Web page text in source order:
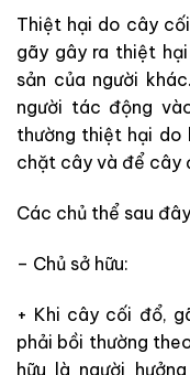
Thiệt hại do cây
gãy gây ra thiệt
sản của người
người tác động
thường thiệt hại do
chặt cây và để cây
Các chủ thể sau
– Chủ sở hữu:
+ Khi cây cối đổ,
phải bồi thường
hữu là người